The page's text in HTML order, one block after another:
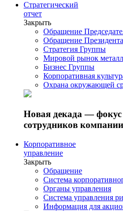
Стратегический
отчет
Закрыть
Обращение
Обращение
Стратегия Группы
Мировой рынок
Бизнес Группы
Корпоративная
Охрана окружающей
Новая декада —
сотрудников компании
Корпоративное
управление
Закрыть
Обращение
Система
Органы управления
Система управления
Информация для